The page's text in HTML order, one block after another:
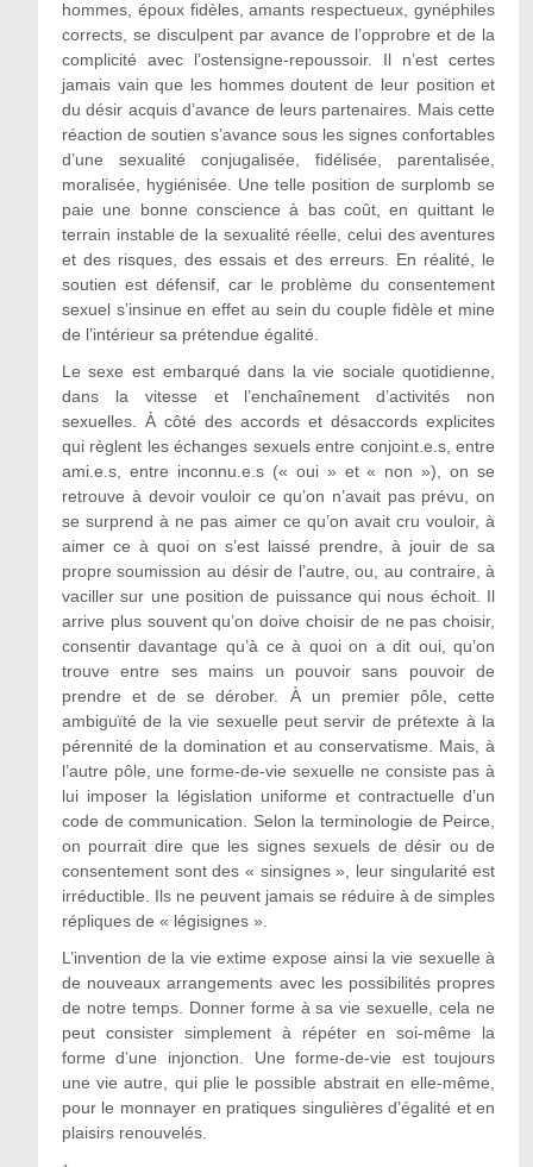
hommes, époux fidèles, amants respectueux, gynéphiles
corrects, se disculpent par avance de l’opprobre et de la
complicité avec l’ostensigne-repoussoir. Il n’est certes
jamais vain que les hommes doutent de leur position et
du désir acquis d’avance de leurs partenaires. Mais cette
réaction de soutien s’avance sous les signes confortables
d’une sexualité conjugalisée, fidélisée, parentalisée,
moralisée, hygiénisée. Une telle position de surplomb se
paie une bonne conscience à bas coût, en quittant le
terrain instable de la sexualité réelle, celui des aventures
et des risques, des essais et des erreurs. En réalité, le
soutien est défensif, car le problème du consentement
sexuel s’insinue en effet au sein du couple fidèle et mine
de l’intérieur sa prétendue égalité.
Le sexe est embarqué dans la vie sociale quotidienne,
dans la vitesse et l’enchaînement d’activités non
sexuelles. À côté des accords et désaccords explicites
qui règlent les échanges sexuels entre conjoint.e.s, entre
ami.e.s, entre inconnu.e.s (« oui » et « non »), on se
retrouve à devoir vouloir ce qu’on n’avait pas prévu, on
se surprend à ne pas aimer ce qu’on avait cru vouloir, à
aimer ce à quoi on s’est laissé prendre, à jouir de sa
propre soumission au désir de l’autre, ou, au contraire, à
vaciller sur une position de puissance qui nous échoit. Il
arrive plus souvent qu’on doive choisir de ne pas choisir,
consentir davantage qu’à ce à quoi on a dit oui, qu’on
trouve entre ses mains un pouvoir sans pouvoir de
prendre et de se dérober. À un premier pôle, cette
ambiguïté de la vie sexuelle peut servir de prétexte à la
pérennité de la domination et au conservatisme. Mais, à
l’autre pôle, une forme-de-vie sexuelle ne consiste pas à
lui imposer la législation uniforme et contractuelle d’un
code de communication. Selon la terminologie de Peirce,
on pourrait dire que les signes sexuels de désir ou de
consentement sont des « sinsignes », leur singularité est
irréductible. Ils ne peuvent jamais se réduire à de simples
répliques de « légisignes ».
L’invention de la vie extime expose ainsi la vie sexuelle à
de nouveaux arrangements avec les possibilités propres
de notre temps. Donner forme à sa vie sexuelle, cela ne
peut consister simplement à répéter en soi-même la
forme d’une injonction. Une forme-de-vie est toujours
une vie autre, qui plie le possible abstrait en elle-même,
pour le monnayer en pratiques singulières d’égalité et en
plaisirs renouvelés.